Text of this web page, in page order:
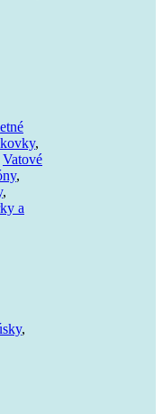
,
Vatové
,
,
a
,